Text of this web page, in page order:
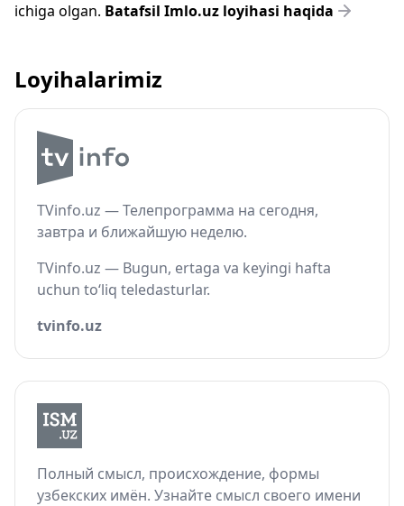
ichiga olgan. Batafsil Imlo.uz loyihasi haqida
Loyihalarimiz
TVinfo.uz — Телепрограмма на сегодня,
завтра и ближайшую неделю.
TVinfo.uz — Bugun, ertaga va keyingi hafta
uchun to‘liq teledasturlar.
tvinfo.uz
Полный смысл, происхождение, формы
узбекских имён. Узнайте смысл своего имени